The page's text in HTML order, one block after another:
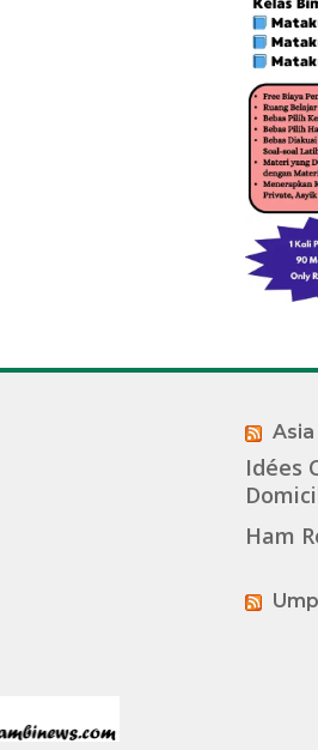
Asia
Idées
Ham